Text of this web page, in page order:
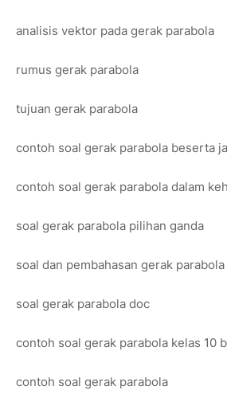
analisis vektor pada gerak parabola
rumus gerak parabola
tujuan gerak parabola
contoh soal gerak parabola beserta
contoh soal gerak parabola dalam
soal gerak parabola pilihan ganda
soal dan pembahasan gerak
soal gerak parabola doc
contoh soal gerak parabola kelas 10
contoh soal gerak parabola